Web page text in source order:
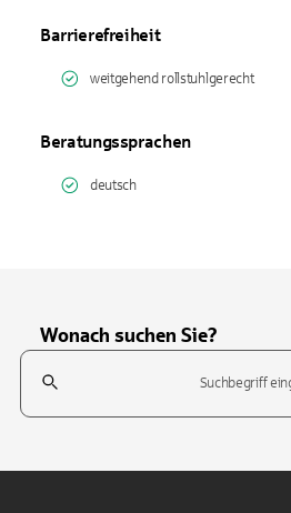
Barrierefreiheit
weitgehend rollstuhlgerecht
Beratungssprachen
deutsch
Wonach suchen Sie?
Suchfeld